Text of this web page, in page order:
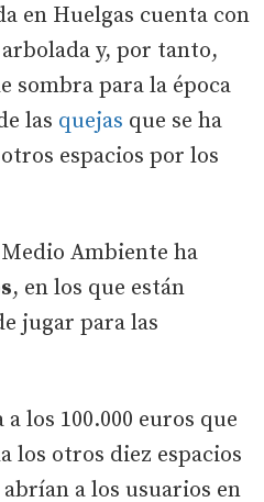
en Huelgas cuenta con
y, por tanto,
sombra para la época
las quejas que se ha
espacios por los
Ambiente ha
, en los que están
jugar para las
los 100.000 euros que
los otros diez espacios
a los usuarios en